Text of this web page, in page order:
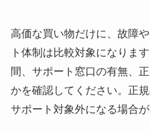
高価な買い物だけに、故障
ト体制は比較対象になりま
間、サポート窓口の有無、
かを確認してください。正
サポート対象外になる場合が